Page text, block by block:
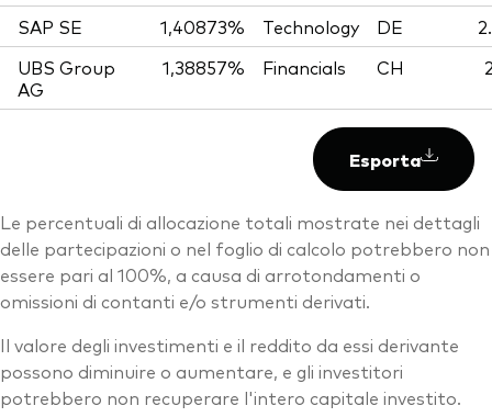
SAP SE
1,40873% Technology DE
UBS Group
AG
1,38857% Financials CH
Esporta
Le percentuali di allocazione totali mostrate nei dettagli
delle partecipazioni o nel foglio di calcolo potrebbero non
essere pari al 100%, a causa di arrotondamenti o
omissioni di contanti e/o strumenti derivati.
Il valore degli investimenti e il reddito da essi derivante
possono diminuire o aumentare, e gli investitori
potrebbero non recuperare l'intero capitale investito.